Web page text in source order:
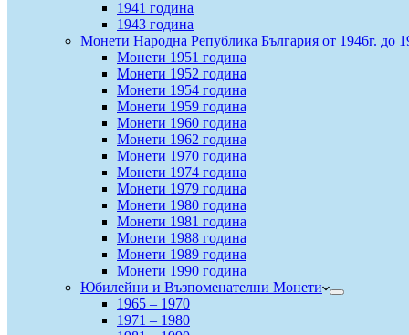
1941 година
1943 година
Монети Народна Република България от 1946г. до
Монети 1951 година
Монети 1952 година
Монети 1954 година
Монети 1959 година
Монети 1960 година
Монети 1962 година
Монети 1970 година
Монети 1974 година
Монети 1979 година
Монети 1980 година
Монети 1981 година
Монети 1988 година
Монети 1989 година
Монети 1990 година
Юбилейни и Възпоменателни Монети
1965 – 1970
1971 – 1980